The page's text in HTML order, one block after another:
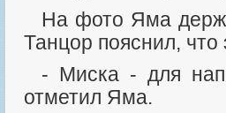
На фото Яма держит миску со странным содержимым.
Танцор пояснил, что
- Миска - для напоминания о моем знаке зодиака, -
отметил Яма.